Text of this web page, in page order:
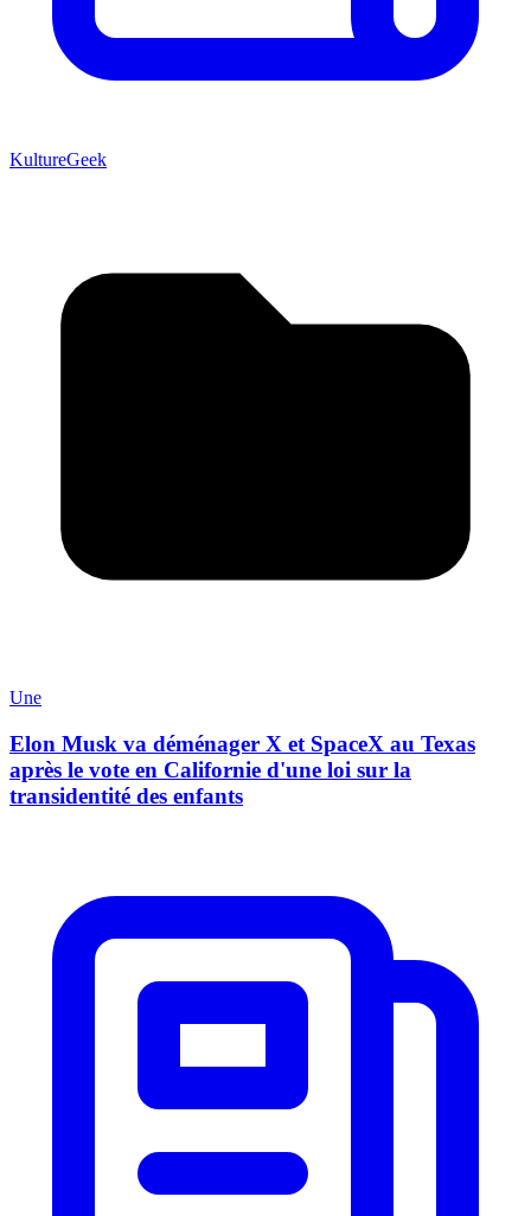
KultureGeek
Une
Elon Musk va déménager X et SpaceX au Texas
après le vote en Californie d'une loi sur la
transidentité des enfants